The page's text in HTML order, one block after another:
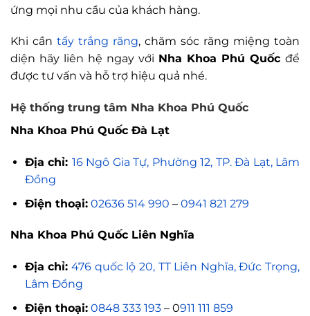
ứng mọi nhu cầu của khách hàng.
Khi cần tẩy trắng răng, chăm sóc răng miệng toàn
diện hãy liên hệ ngay với Nha Khoa Phú Quốc để
được tư vấn và hỗ trợ hiệu quả nhé.
Hệ thống trung tâm Nha Khoa Phú Quốc
Nha Khoa Phú Quốc Đà Lạt
Địa chỉ: 16 Ngô Gia Tự, Phường 12, TP. Đà Lạt, Lâm
Đồng
Điện thoại: 02636 514 990 – 0941 821 279
Nha Khoa Phú Quốc Liên Nghĩa
Địa chỉ: 476 quốc lộ 20, TT Liên Nghĩa, Đức Trọng,
Lâm Đồng
Điện thoại: 0848 333 193– 0911 111 859